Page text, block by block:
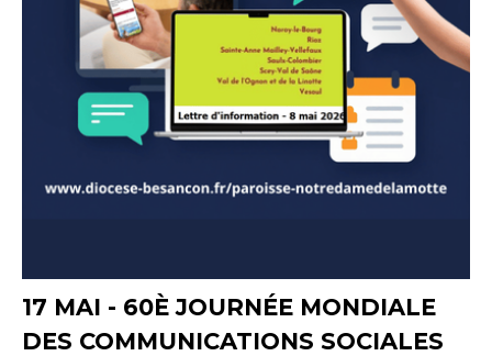
17 MAI - 60È JOURNÉE MONDIALE
DES COMMUNICATIONS SOCIALES